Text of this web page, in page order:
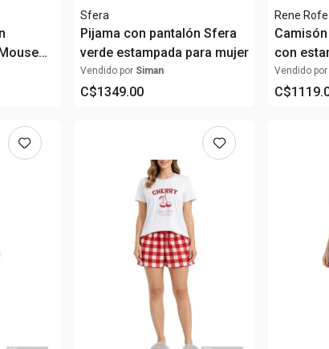
Sfera
Pijama con pantalón Sfera
verde estampada para mujer
Vendido por Siman
C$1349.00
Rene Rofe
Camisón
con
para
Vendido por
C$1119.